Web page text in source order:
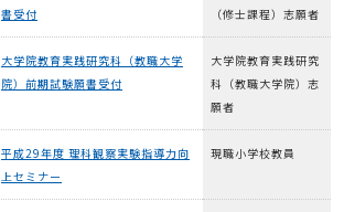
書受付
（修士課程）志願者
大学院教育実践研究科（教職大学
院）前期試験願書受付
大学院教育実践研究
科（教職大学院）志
願者
平成29年度 理科観察実験指導力向
上セミナー
現職小学校教員